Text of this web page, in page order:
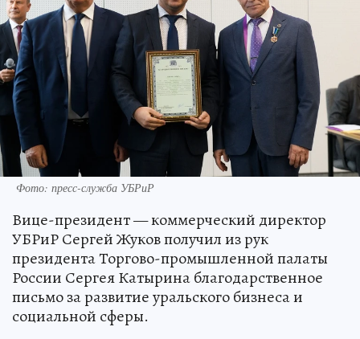
Фото: пресс-служба УБРиР
Вице-президент — коммерческий директор
УБРиР Сергей Жуков получил из рук
президента Торгово-промышленной палаты
России Сергея Катырина благодарственное
письмо за развитие уральского бизнеса и
социальной сферы.